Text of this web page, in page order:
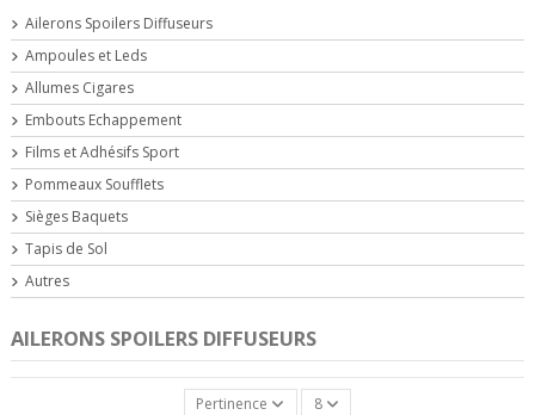
AILERONS SPOILERS DIFFUSEURS
Pertinence 8
Ailerons Spoilers Diffuseurs
Ampoules et Leds
Allumes Cigares
Embouts Echappement
Films et Adhésifs Sport
Pommeaux Soufflets
Sièges Baquets
Tapis de Sol
Autres